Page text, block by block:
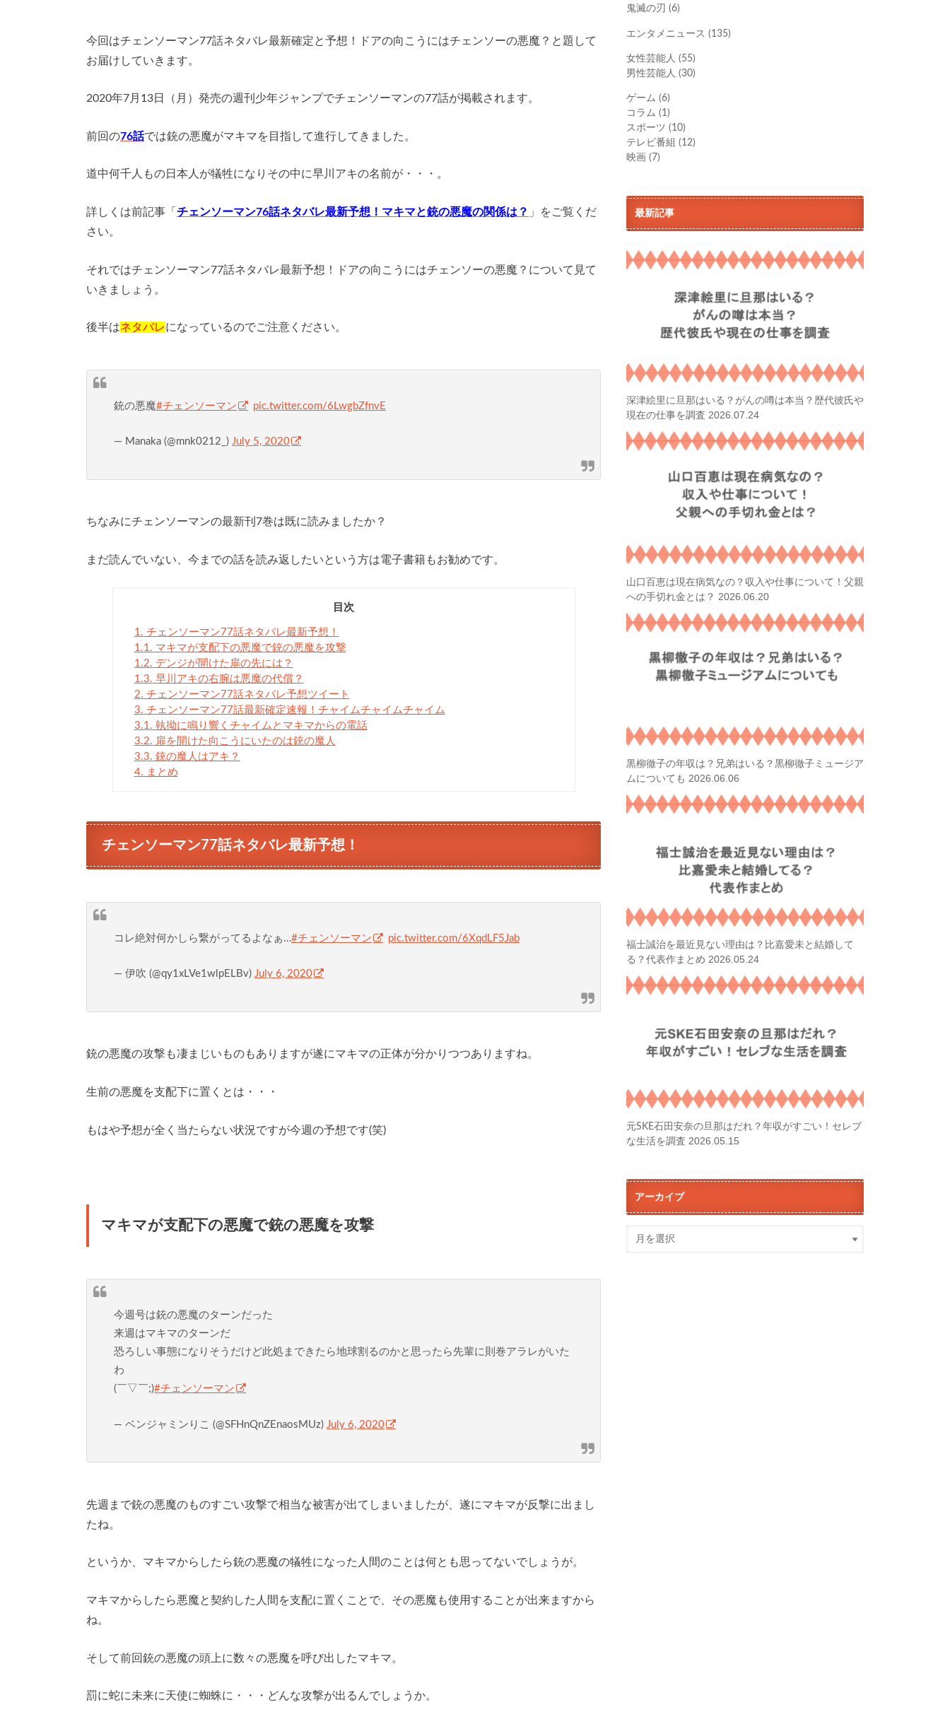
今回はチェンソーマン77話ネタバレ最新確定と予想！ドアの向こうにはチェンソーの悪魔？と題して
お届けしていきます。
2020年7月13日（月）発売の週刊少年ジャンプでチェンソーマンの77話が掲載されます。
前回の76話では銃の悪魔がマキマを目指して進行してきました。
道中何千人もの日本人が犠牲になりその中に早川アキの名前が・・・。
詳しくは前記事「 チェンソーマン76話ネタバレ最新予想！マキマと銃の悪魔の関係は？ 」をご覧くだ
さい。
それではチェンソーマン77話ネタバレ最新予想！ドアの向こうにはチェンソーの悪魔？について見て
いきましょう。
後半はネタバレになっているのでご注意ください。
銃の悪魔#チェンソーマン pic.twitter.com/6LwgbZfnvE
— Manaka (@mnk0212_) July 5, 2020
ちなみにチェンソーマンの最新刊7巻は既に読みましたか？
まだ読んでいない、今までの話を読み返したいという方は電子書籍もお勧めです。
目次
1. チェンソーマン77話ネタバレ最新予想！
1.1. マキマが支配下の悪魔で銃の悪魔を攻撃
1.2. デンジが開けた扉の先には？
1.3. 早川アキの右腕は悪魔の代償？
2. チェンソーマン77話ネタバレ予想ツイート
3. チェンソーマン77話最新確定速報！チャイムチャイムチャイム
3.1. 執拗に鳴り響くチャイムとマキマからの電話
3.2. 扉を開けた向こうにいたのは銃の魔人
3.3. 銃の魔人はアキ？
4. まとめ
チェンソーマン77話ネタバレ最新予想！
コレ絶対何かしら繋がってるよなぁ…#チェンソーマン pic.twitter.com/6XqdLF5Jab
— 伊吹 (@qy1xLVe1wlpELBv) July 6, 2020
銃の悪魔の攻撃も凄まじいものもありますが遂にマキマの正体が分かりつつありますね。
生前の悪魔を支配下に置くとは・・・
もはや予想が全く当たらない状況ですが今週の予想です(笑)
マキマが支配下の悪魔で銃の悪魔を攻撃
今週号は銃の悪魔のターンだった
来週はマキマのターンだ
恐ろしい事態になりそうだけど此処まできたら地球割るのかと思ったら先輩に則巻アラレがいた
わ
(￣▽￣;)#チェンソーマン
— ベンジャミンりこ (@SFHnQnZEnaosMUz) July 6, 2020
先週まで銃の悪魔のものすごい攻撃で相当な被害が出てしまいましたが、遂にマキマが反撃に出まし
たね。
というか、マキマからしたら銃の悪魔の犠牲になった人間のことは何とも思ってないでしょうが。
マキマからしたら悪魔と契約した人間を支配に置くことで、その悪魔も使用することが出来ますから
ね。
そして前回銃の悪魔の頭上に数々の悪魔を呼び出したマキマ。
罰に蛇に未来に天使に蜘蛛に・・・どんな攻撃が出るんでしょうか。
鬼滅の刃 (6)
エンタメニュース (135)
女性芸能人 (55)
男性芸能人 (30)
ゲーム (6)
コラム (1)
スポーツ (10)
テレビ番組 (12)
映画 (7)
最新記事
深津絵里に旦那はいる？がんの噂は本当？歴代彼氏や
現在の仕事を調査 2026.07.24
山口百恵は現在病気なの？収入や仕事について！父親
への手切れ金とは？ 2026.06.20
黒柳徹子の年収は？兄弟はいる？黒柳徹子ミュージア
ムについても 2026.06.06
福士誠治を最近見ない理由は？比嘉愛未と結婚して
る？代表作まとめ 2026.05.24
元SKE石田安奈の旦那はだれ？年収がすごい！セレブ
な生活を調査 2026.05.15
アーカイブ